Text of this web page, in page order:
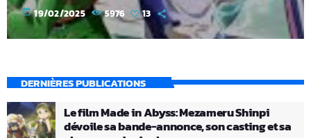
today 19/02/2025 5976 13
DERNIÈRES PUBLICATIONS
Le film Made in Abyss: Mezameru Shinpi
dévoile sa bande-annonce, son casting et sa